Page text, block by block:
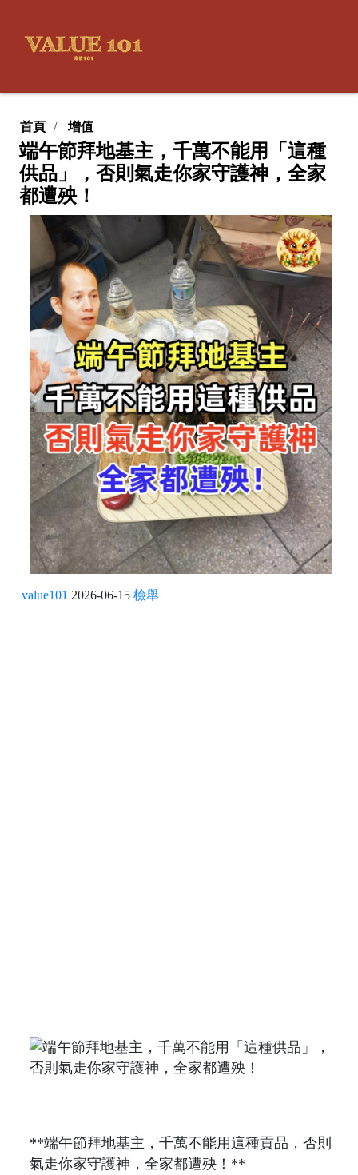
首頁 增值
端午節拜地基主，千萬不能用「這種
供品」，否則氣走你家守護神，全家
都遭殃！
value101 2026-06-15 檢舉
**端午節拜地基主，千萬不能用這種貢品，否則
氣走你家守護神，全家都遭殃！**